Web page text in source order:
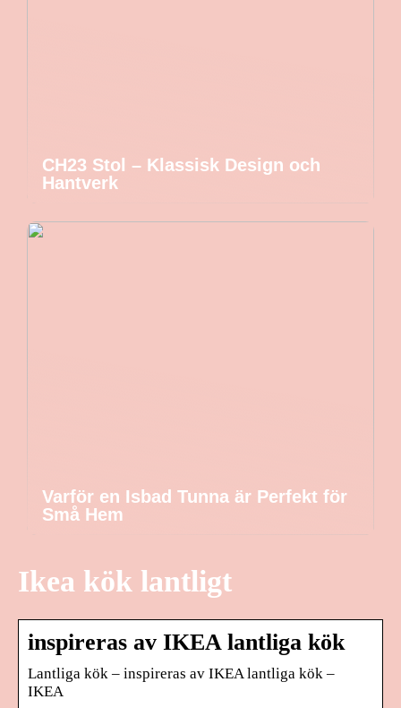
CH23 Stol – Klassisk Design och
Hantverk
Varför en Isbad Tunna är Perfekt för
Små Hem
Ikea kök lantligt
inspireras av IKEA lantliga kök
Lantliga kök – inspireras av IKEA lantliga kök –
IKEA